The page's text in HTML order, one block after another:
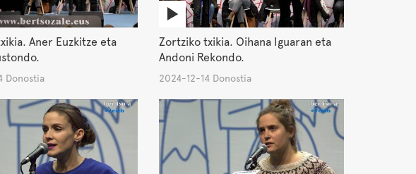
Aner Euzkitze eta
Donostia
Zortziko txikia. Oihana Iguaran eta
Andoni Rekondo.
2024-12-14 Donostia